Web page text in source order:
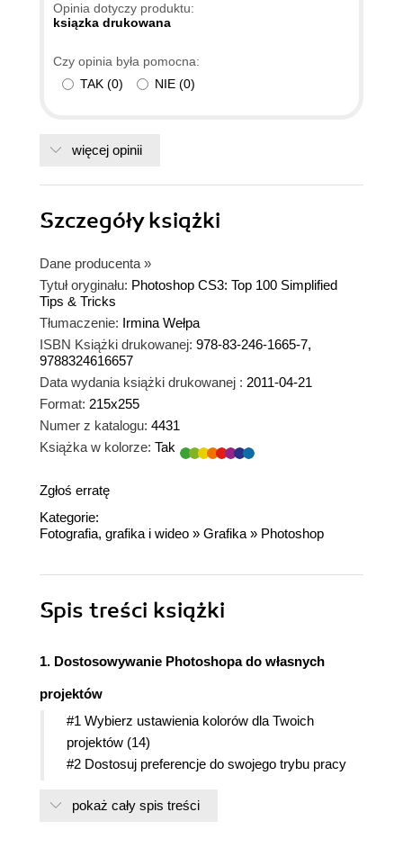
Opinia dotyczy produktu:
ksiązka drukowana
Czy opinia była pomocna:
TAK (0) NIE (0)
więcej opinii
Szczegółyksiążki
Dane producenta »
Tytuł oryginału: Photoshop CS3: Top 100 Simplified
Tips & Tricks
Tłumaczenie: Irmina Wełpa
ISBN Książki drukowanej: 978-83-246-1665-7,
9788324616657
Data wydania książki drukowanej : 2011-04-21
Format: 215x255
Numer z katalogu: 4431
Książka w kolorze: Tak
Zgłoś erratę
Kategorie:
Fotografia, grafika i wideo » Grafika» Photoshop
Spis treści książki
1. Dostosowywanie Photoshopa do własnych
projektów
#1 Wybierz ustawienia kolorów dla Twoich
projektów (14)
#2 Dostosuj preferencje do swojego trybu pracy
#3 Dostosuj swoją przestrzeń roboczą (18)
pokaż cały spis treści